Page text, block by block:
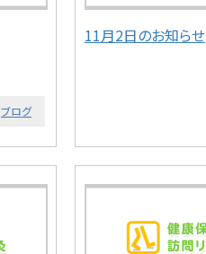
ブログ
11月2日のお知らせ